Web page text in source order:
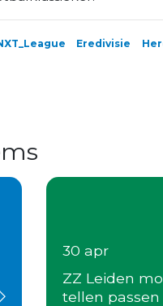
Eredivisie
30 apr
ZZ Leiden
tellen passen